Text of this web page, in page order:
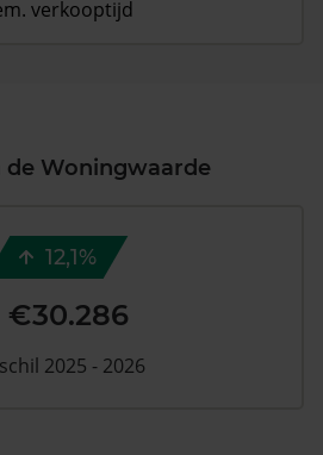
verkooptijd
Woningwaarde
12,1%
€30.286
2025 - 2026